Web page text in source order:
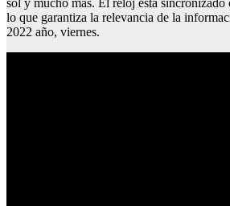
sol y mucho más. El reloj está sincronizado
lo que garantiza la relevancia de la
2022 año, viernes.